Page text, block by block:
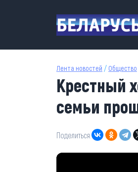
Лента новостей / Общество
Крестный
семьи
Поделиться: